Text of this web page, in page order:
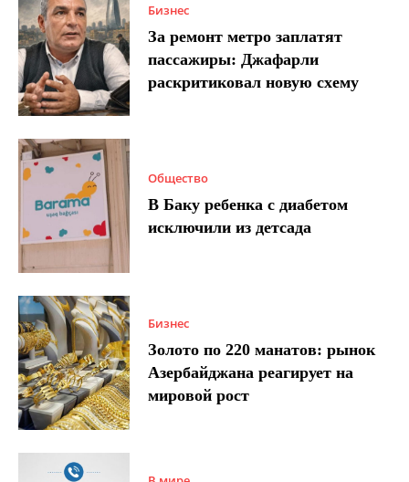
Бизнес
За ремонт метро заплатят
пассажиры: Джафарли
раскритиковал новую схему
Общество
В Баку ребенка с диабетом
исключили из детсада
Бизнес
Золото по 220 манатов: рынок
Азербайджана реагирует на
мировой рост